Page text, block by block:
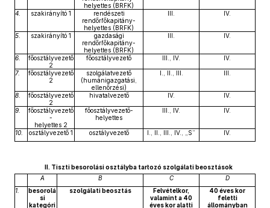
helyettes (BRFK)
4. szakirányító 1
rendészeti
rendőrfőkapitány-
helyettes (BRFK)
III. IV.
5. szakirányító 1
gazdasági
rendőrfőkapitány-
helyettes (BRFK)
III. IV.
6.
főosztályvezető
2
főosztályvezető III., IV. IV.
7.
főosztályvezető
2
szolgálatvezető
(humánigazgatási,
ellenőrzési)
I., II., III. III.
8.
főosztályvezető
2
hivatalvezető IV. IV.
9.
főosztályvezető
-
helyettes 2
főosztályvezető-
helyettes
III., IV. IV.
10. osztályvezető 1 osztályvezető I., II., III., IV., „S” IV.
II. Tiszti besorolási osztályba tartozó szolgálati beosztások
A
B C
D
1.
besorolá
si
kategóri
szolgálati beosztás
Felvételkor,
valamint a 40
éves kor alatti
40 éves kor
feletti
állományban